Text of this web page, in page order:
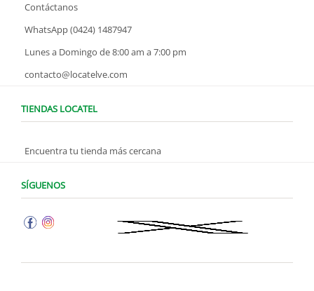
Contáctanos
WhatsApp (0424) 1487947
Lunes a Domingo de 8:00 am a 7:00 pm
contacto@locatelve.com
TIENDAS LOCATEL
Encuentra tu tienda más cercana
SÍGUENOS